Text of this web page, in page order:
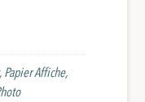
Papier Affiche,